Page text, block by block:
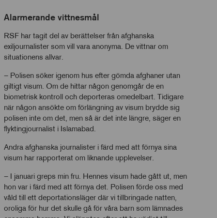
Alarmerande vittnesmål
RSF har tagit del av berättelser från afghanska
exiljournalister som vill vara anonyma. De vittnar om
situationens allvar.
– Polisen söker igenom hus efter gömda afghaner utan
giltigt visum. Om de hittar någon genomgår de en
biometrisk kontroll och deporteras omedelbart. Tidigare
när någon ansökte om förlängning av visum brydde sig
polisen inte om det, men så är det inte längre, säger en
flyktingjournalist i Islamabad.
Andra afghanska journalister i färd med att förnya sina
visum har rapporterat om liknande upplevelser.
– I januari greps min fru. Hennes visum hade gått ut, men
hon var i färd med att förnya det. Polisen förde oss med
våld till ett deportationsläger där vi tillbringade natten,
oroliga för hur det skulle gå för våra barn som lämnades